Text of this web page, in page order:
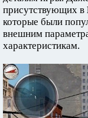
присутствующих в
которые были
внешним
характеристикам.